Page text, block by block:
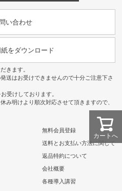
カートへ
い合わせ
をダウンロード
きます。
送はお受けできませんので十分ご注意下さ
受けしております。
み明けより順次対応させて頂きますので、
無料会員登録
送料とお支払い方法に関して
返品特約について
会社概要
各種導入講習